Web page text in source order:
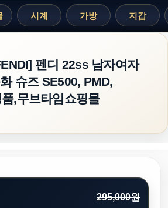
시계 가방 지갑
펜디 22ss 남자여자 F로
펜디 22ss 남자여자
슈즈 SE500, PMD,
,무브타임쇼핑몰
295,000원